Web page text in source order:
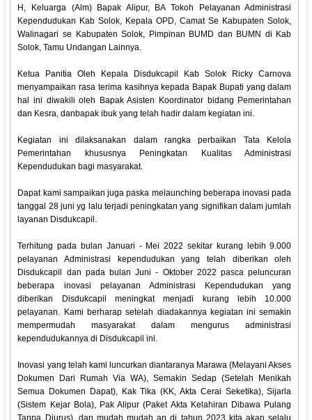
H, Keluarga (Alm) Bapak Alipur, BA Tokoh Pelayanan Administrasi
Kependudukan Kab Solok, Kepala OPD, Camat Se Kabupaten Solok,
Walinagari se Kabupaten Solok, Pimpinan BUMD dan BUMN di Kab
Solok, Tamu Undangan Lainnya.
Ketua Panitia Oleh Kepala Disdukcapil Kab Solok Ricky Carnova
menyampaikan rasa terima kasihnya kepada Bapak Bupati yang dalam
hal ini diwakili oleh Bapak Asisten Koordinator bidang Pemerintahan
dan Kesra, danbapak ibuk yang telah hadir dalam kegiatan ini.
Kegiatan ini dilaksanakan dalam rangka perbaikan Tata Kelola
Pemerintahan khususnya Peningkatan Kualitas Administrasi
Kependudukan bagi masyarakat.
Dapat kami sampaikan juga paska melaunching beberapa inovasi pada
tanggal 28 juni yg lalu terjadi peningkatan yang signifikan dalam jumlah
layanan Disdukcapil.
Terhitung pada bulan Januari - Mei 2022 sekitar kurang lebih 9.000
pelayanan Administrasi kependudukan yang telah diberikan oleh
Disdukcapil dan pada bulan Juni - Oktober 2022 pasca peluncuran
beberapa inovasi pelayanan Administrasi Kependudukan yang
diberikan Disdukcapil meningkat menjadi kurang lebih 10.000
pelayanan. Kami berharap setelah diadakannya kegiatan ini semakin
mempermudah masyarakat dalam mengurus administrasi
kependudukannya di Disdukcapil ini.
Inovasi yang telah kami luncurkan diantaranya Marawa (Melayani Akses
Dokumen Dari Rumah Via WA), Semakin Sedap (Setelah Menikah
Semua Dokumen Dapat), Kak Tika (KK, Akta Cerai Seketika), Sijarla
(Sistem Kejar Bola), Pak Alipur (Paket Akta Kelahiran Dibawa Pulang
Tanpa Diurus), dan mudah mudah an di tahun 2023 kita akan selalu